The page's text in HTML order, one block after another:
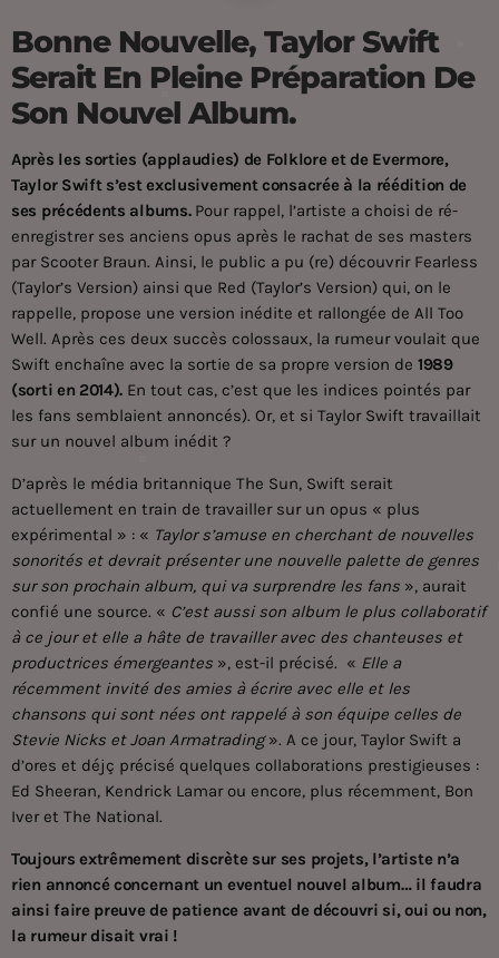
Bonne Nouvelle, Taylor Swift
Serait En Pleine Préparation De
Son Nouvel Album.
Après les sorties (applaudies) de Folklore et de Evermore,
Taylor Swift s’est exclusivement consacrée à la réédition de
ses précédents albums.Pour rappel, l’artiste a choisi de ré-
enregistrer ses anciens opus après le rachat de ses masters
par Scooter Braun. Ainsi, le public a pu (re) découvrir Fearless
(Taylor’s Version) ainsi que Red (Taylor’s Version) qui, on le
rappelle, propose une version inédite et rallongée de All Too
Well. Après ces deux succès colossaux, la rumeur voulait que
Swift enchaîne avec la sortie de sa propre version de 1989
(sorti en 2014). En tout cas, c’est que les indices pointés par
les fans semblaient annoncés). Or, et si Taylor Swift travaillait
sur un nouvel album inédit ?
D’après le média britannique The Sun, Swift serait
actuellement en train de travailler sur un opus « plus
expérimental » : « Taylor s’amuse en cherchant de nouvelles
sonorités et devrait présenter une nouvelle palette de genres
sur son prochain album, qui va surprendre les fans », aurait
confié une source. « C’est aussi son album le plus collaboratif
à ce jour et elle a hâte de travailler avec des chanteuses et
productrices émergeantes », est-il précisé. « Elle a
récemment invité des amies à écrire avec elle et les
chansons qui sont nées ont rappelé à son équipe celles de
Stevie Nicks et Joan Armatrading». A ce jour, Taylor Swift a
d’ores et déjç précisé quelques collaborations prestigieuses :
Ed Sheeran, Kendrick Lamar ou encore, plus récemment, Bon
Iver et The National.
Toujours extrêmement discrète sur ses projets, l’artiste n’a
rien annoncé concernant un eventuel nouvel album… il faudra
ainsi faire preuve de patience avant de découvri si, oui ou non,
la rumeur disait vrai !